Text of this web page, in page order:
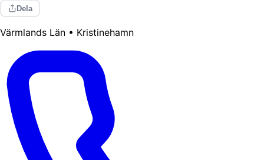
Dela
Värmlands Län • Kristinehamn